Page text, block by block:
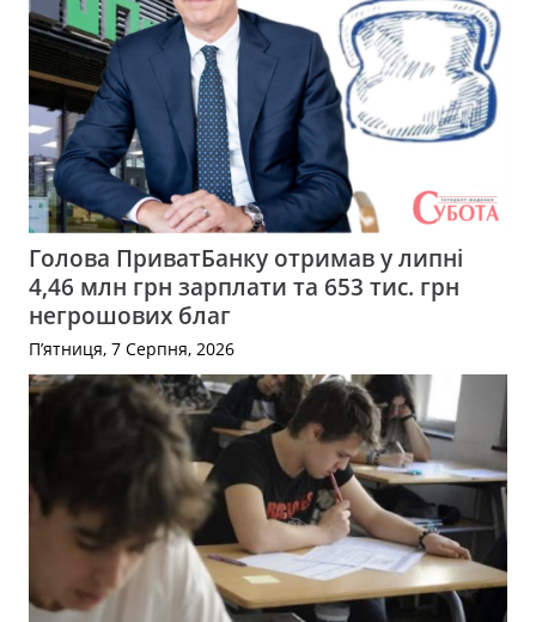
Голова ПриватБанку отримав у липні
4,46 млн грн зарплати та 653 тис. грн
негрошових благ
П’ятниця, 7 Серпня, 2026